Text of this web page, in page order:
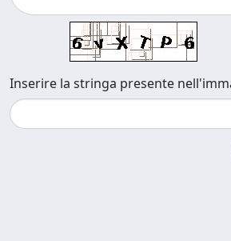
Inserire la stringa presente